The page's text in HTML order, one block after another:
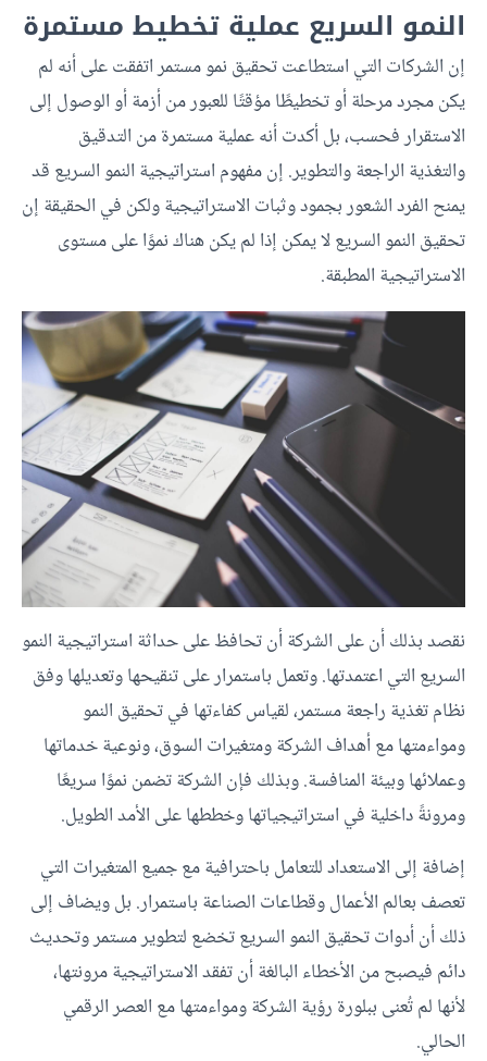
النمو السريع عملية تخطيط مستمرة
إن الشركات التي استطاعت تحقيق نمو مستمر اتفقت على أنه لم
يكن مجرد مرحلة أو تخطيطًا مؤقتًا للعبور من أزمة أو الوصول إلى
الاستقرار فحسب، بل أكدت أنه عملية مستمرة من التدقيق
والتغذية الراجعة والتطوير. إن مفهوم استراتيجية النمو السريع قد
يمنح الفرد الشعور بجمود وثبات الاستراتيجية ولكن في الحقيقة إن
تحقيق النمو السريع لا يمكن إذا لم يكن هناك نموًا على مستوى
الاستراتيجية المطبقة.
نقصد بذلك أن على الشركة أن تحافظ على حداثة استراتيجية النمو
السريع التي اعتمدتها. وتعمل باستمرار على تنقيحها وتعديلها وفق
نظام تغذية راجعة مستمر، لقياس كفاءتها في تحقيق النمو
ومواءمتها مع أهداف الشركة ومتغيرات السوق، ونوعية خدماتها
وعملائها وبيئة المنافسة. وبذلك فإن الشركة تضمن نموًا سريعًا
ومرونةً داخلية في استراتيجياتها وخططها على الأمد الطويل.
إضافة إلى الاستعداد للتعامل باحترافية مع جميع المتغيرات التي
تعصف بعالم الأعمال وقطاعات الصناعة باستمرار. بل ويضاف إلى
ذلك أن أدوات تحقيق النمو السريع تخضع لتطوير مستمر وتحديث
دائم فيصبح من الأخطاء البالغة أن تفقد الاستراتيجية مرونتها،
لأنها لم تُعنى ببلورة رؤية الشركة ومواءمتها مع العصر الرقمي
الحالي.